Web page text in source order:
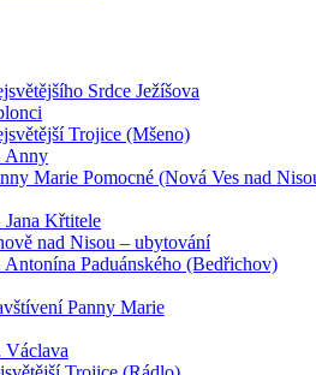
Srdce Ježíšova
Trojice (Mšeno)
Anny
Marie Pomocné (Nová Ves nad
Jana Křtitele
nad Nisou – ubytování
Antonína Paduánského (Bedřichov)
Panny Marie
Václava